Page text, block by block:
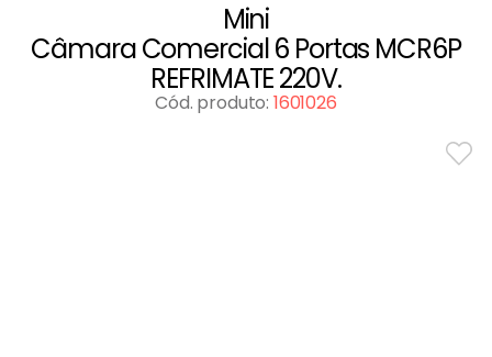
Mini
Câmara Comercial 6 Portas MCR6P
REFRIMATE 220V.
Cód. produto: 1601026
º Balança
Fogão Industrial